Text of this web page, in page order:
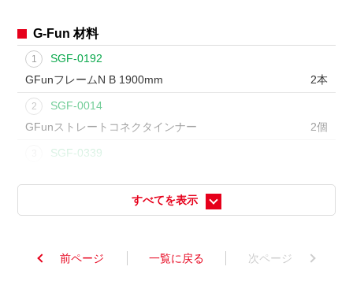
G-Fun 材料
1
SGF-0192
GFunフレームN B 1900mm
2本
2
SGF-0014
GFunストレートコネクタインナー
2個
SGF-0339
SGF-0007
すべてを表示
前ページ 一覧に戻る 次ページ